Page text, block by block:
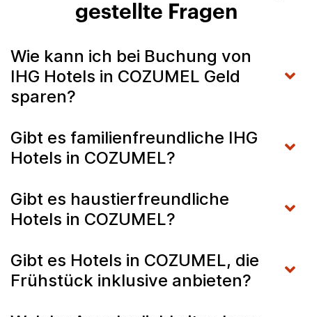
gestellte Fragen
Wie kann ich bei Buchung von
IHG Hotels in COZUMEL Geld
sparen?
Gibt es familienfreundliche IHG
Hotels in COZUMEL?
Gibt es haustierfreundliche
Hotels in COZUMEL?
Gibt es Hotels in COZUMEL, die
Frühstück inklusive anbieten?